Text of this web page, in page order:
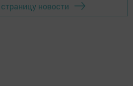
новости